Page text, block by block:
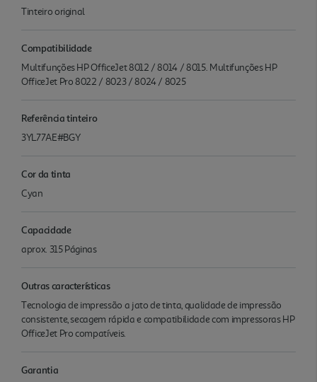
Tinteiro original
Compatibilidade
Multifunções HP OfficeJet 8012 / 8014 / 8015. Multifunções HP
OfficeJet Pro 8022 / 8023 / 8024 / 8025
Referência tinteiro
3YL77AE#BGY
Cor da tinta
Cyan
Capacidade
aprox. 315 Páginas
Outras características
Tecnologia de impressão a jato de tinta, qualidade de impressão
consistente, secagem rápida e compatibilidade com impressoras HP
OfficeJet Pro compatíveis.
Garantia